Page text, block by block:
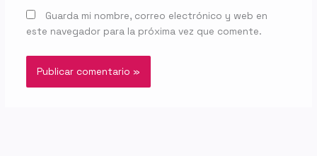
Guarda mi nombre, correo electrónico y web en
este navegador para la próxima vez que comente.